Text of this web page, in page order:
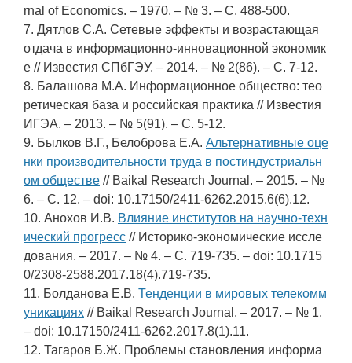
rnal of Economics. – 1970. – № 3. – С. 488-500.
7. Дятлов С.А. Сетевые эффекты и возрастающая
отдача в информационно-инновационной экономик
е // Известия СПбГЭУ. – 2014. – № 2(86). – С. 7-12.
8. Балашова М.А. Информационное общество: тео
ретическая база и российская практика // Известия
ИГЭА. – 2013. – № 5(91). – С. 5-12.
9. Былков В.Г., Белоброва Е.А. Альтернативные оце
нки производительности труда в постиндустриальн
ом обществе // Baikal Research Journal. – 2015. – №
6. – С. 12. – doi: 10.17150/2411-6262.2015.6(6).12.
10. Анохов И.В. Влияние институтов на научно-техн
ический прогресс // Историко-экономические иссле
дования. – 2017. – № 4. – С. 719-735. – doi: 10.1715
0/2308-2588.2017.18(4).719-735.
11. Болданова Е.В. Тенденции в мировых телекомм
уникациях // Baikal Research Journal. – 2017. – № 1.
– doi: 10.17150/2411-6262.2017.8(1).11.
12. Тагаров Б.Ж. Проблемы становления информа